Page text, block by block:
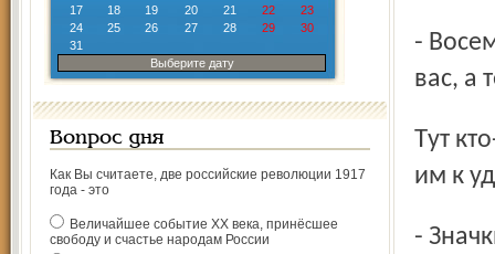
17
18 19 20 21 22
23
24
25 26 27 28 29
30
31
Выберите дату
Вопрос дня
Как Вы считаете, две российские революции 1917
года - это
Величайшее событие ХХ века, принёсшее
свободу и счастье народам России
- Восемь лет назад я получал удостоверение депутата от
вас, а
Тут кто-то из депутатов поинтересовался, не полагается ли
им к
- Значки готовила не мэрия, а областная Дума, и